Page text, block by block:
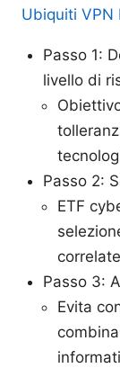
Ubiquiti VPN
Passo 1:
livello di
Passo 2:
ETF
Passo 3:
Evita